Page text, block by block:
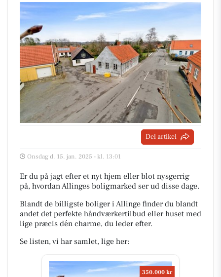
Del artikel
Onsdag d. 15. jan. 2025 - kl. 13:01
Er du på jagt efter et nyt hjem eller blot nysgerrig
på, hvordan Allinges boligmarked ser ud disse dage.
Blandt de billigste boliger i Allinge finder du blandt
andet det perfekte håndværkertilbud eller huset med
lige præcis dén charme, du leder efter.
Se listen, vi har samlet, lige her:
350.000 kr